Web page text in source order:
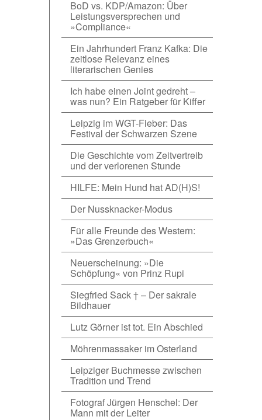
BoD vs. KDP/Amazon: Über
Leistungsversprechen und
»Compliance«
Ein Jahrhundert Franz Kafka: Die
zeitlose Relevanz eines
literarischen Genies
Ich habe einen Joint gedreht –
was nun? Ein Ratgeber für Kiffer
Leipzig im WGT-Fieber: Das
Festival der Schwarzen Szene
Die Geschichte vom Zeitvertreib
und der verlorenen Stunde
HILFE: Mein Hund hat AD(H)S!
Der Nussknacker-Modus
Für alle Freunde des Western:
»Das Grenzerbuch«
Neuerscheinung: »Die
Schöpfung« von Prinz Rupi
Siegfried Sack † – Der sakrale
Bildhauer
Lutz Görner ist tot. Ein Abschied
Möhrenmassaker im Osterland
Leipziger Buchmesse zwischen
Tradition und Trend
Fotograf Jürgen Henschel: Der
Mann mit der Leiter